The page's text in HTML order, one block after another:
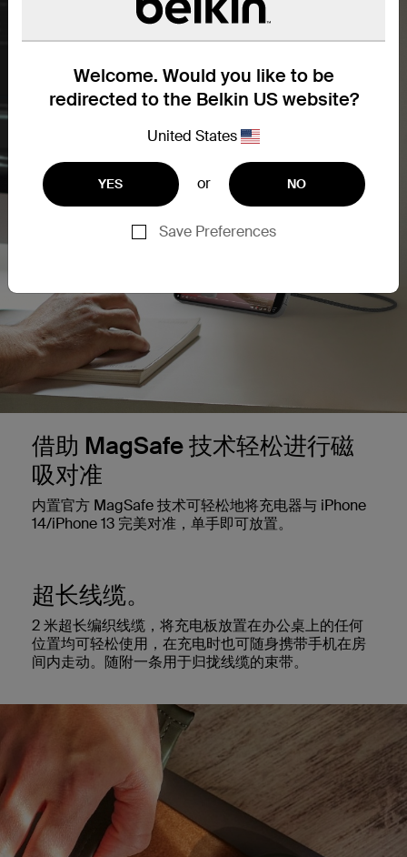
Welcome. Would you like to be
redirected to the Belkin US website?
United States
YES or NO
Save Preferences
借助 MagSafe 技术轻松进行磁
吸对准
内置官方 MagSafe 技术可轻松地将充电器与 iPhone
14/iPhone 13 完美对准，单手即可放置。
超长线缆。
2 米超长编织线缆，将充电板放置在办公桌上的任何
位置均可轻松使用，在充电时也可随身携带手机在房
间内走动。随附一条用于归拢线缆的束带。